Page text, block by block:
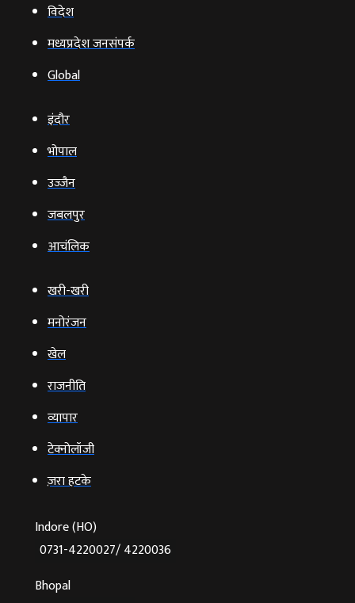
विदेश
मध्यप्रदेश जनसंपर्क
Global
इंदौर
भोपाल
उज्‍जैन
जबलपुर
आचंलिक
खरी-खरी
मनोरंजन
खेल
राजनीति
व्‍यापार
टेक्‍नोलॉजी
ज़रा हटके
Indore (HO)
0731-4220027/ 4220036
Bhopal